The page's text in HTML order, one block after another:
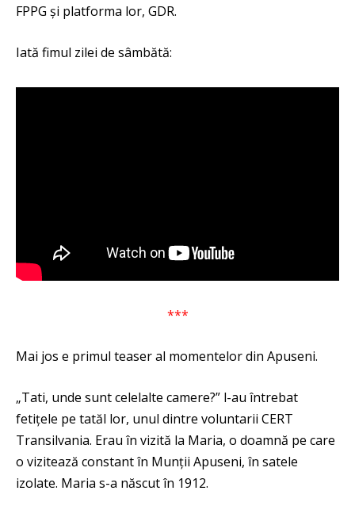
FPPG și platforma lor, GDR.
Iată fimul zilei de sâmbătă:
***
Mai jos e primul teaser al momentelor din Apuseni.
„Tati, unde sunt celelalte camere?” l-au întrebat
fetițele pe tatăl lor, unul dintre voluntarii CERT
Transilvania. Erau în vizită la Maria, o doamnă pe care
o vizitează constant în Munții Apuseni, în satele
izolate. Maria s-a născut în 1912.